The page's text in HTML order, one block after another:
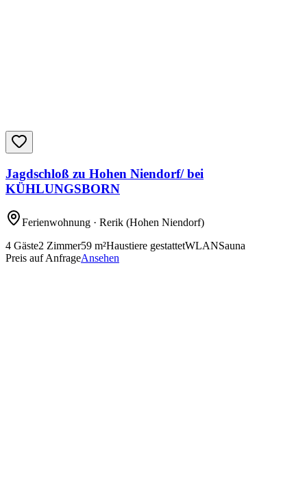
Jagdschloß zu Hohen Niendorf/ bei
KÜHLUNGSBORN
Ferienwohnung · Rerik (Hohen Niendorf)
4 Gäste2 Zimmer59 m²Haustiere gestattetWLANSauna
Preis auf AnfrageAnsehen